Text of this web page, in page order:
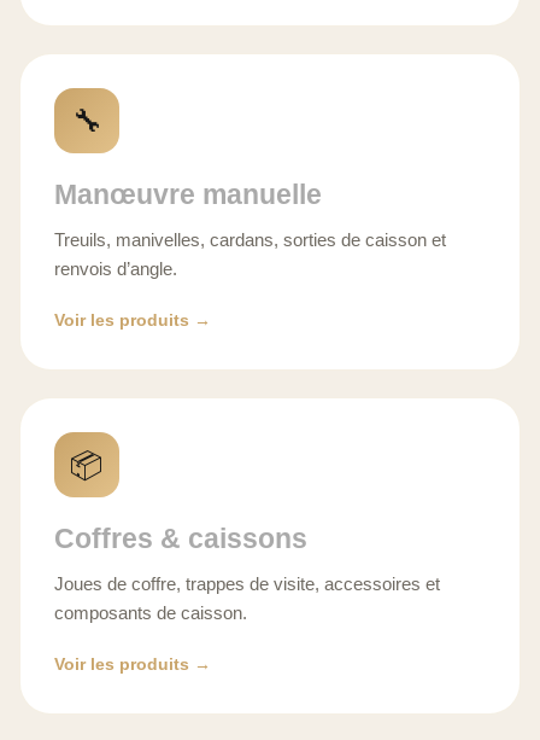
🔧
Manœuvre manuelle
Treuils, manivelles, cardans, sorties de caisson et
renvois d’angle.
Voir les produits →
📦
Coffres & caissons
Joues de coffre, trappes de visite, accessoires et
composants de caisson.
Voir les produits →